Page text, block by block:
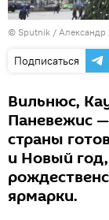
© Sputnik / Александр
Подписаться
Вильнюс,
Паневежис
страны
и Новый год,
ярмарки.